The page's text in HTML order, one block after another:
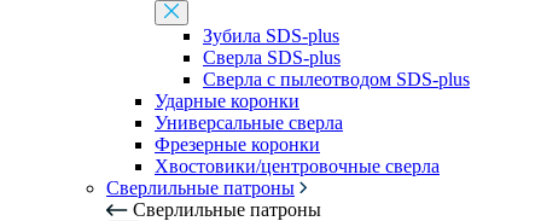
Зубила SDS-plus
Сверла SDS-plus
Сверла с пылеотводом SDS-plus
Ударные коронки
Универсальные сверла
Фрезерные коронки
Хвостовики/центровочные сверла
Сверлильные патроны
Сверлильные патроны